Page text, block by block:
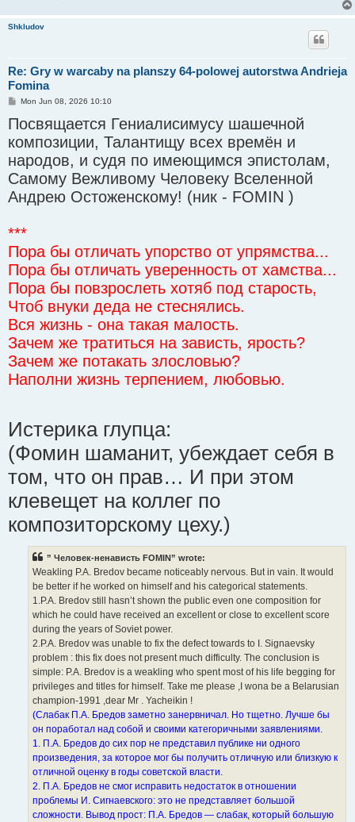
Shkludov
Re: Gry w warcaby na planszy 64-polowej autorstwa Andrieja
Fomina
P
s
t
Mon Jun 08, 2026 10:10
Посвящается Гениалисимусу шашечной
композиции, Талантищу всех времён и
народов, и судя по имеющимся эпистолам,
Самому Вежливому Человеку Вселенной
Андрею Остоженскому! (ник - FOMIN )
***
Пора бы отличать упорство от упрямства...
Пора бы отличать уверенность от хамства...
Пора бы повзрослеть хотяб под старость,
Чтоб внуки деда не стеснялись.
Вся жизнь - она такая малость.
Зачем же тратиться на зависть, ярость?
Зачем же потакать злословью?
Наполни жизнь терпением, любовью.
Истерика глупца:
(Фомин шаманит, убеждает себя в
том, что он прав… И при этом
клевещет на коллег по
композиторскому цеху.)
” Человек-ненависть FOMIN” wrote:
Weakling P.A. Bredov became noticeably nervous. But in vain. It would
be better if he worked on himself and his categorical statements.
1.P.A. Bredov still hasn’t shown the public even one composition for
which he could have received an excellent or close to excellent score
during the years of Soviet power.
2.P.A. Bredov was unable to fix the defect towards to I. Signaevsky
problem : this fix does not present much difficulty. The conclusion is
simple: P.A. Bredov is a weakling who spent most of his life begging for
privileges and titles for himself. Take me please ,I wona be a Belarusian
champion-1991 ,dear Mr . Yacheikin !
(Слабак П.А. Бредов заметно занервничал. Но тщетно. Лучше бы
он поработал над собой и своими категоричными заявлениями.
1. П.А. Бредов до сих пор не представил публике ни одного
произведения, за которое мог бы получить отличную или близкую к
отличной оценку в годы советской власти.
2. П.А. Бредов не смог исправить недостаток в отношении
проблемы И. Сигнаевского: это не представляет большой
сложности. Вывод прост: П.А. Бредов — слабак, который большую